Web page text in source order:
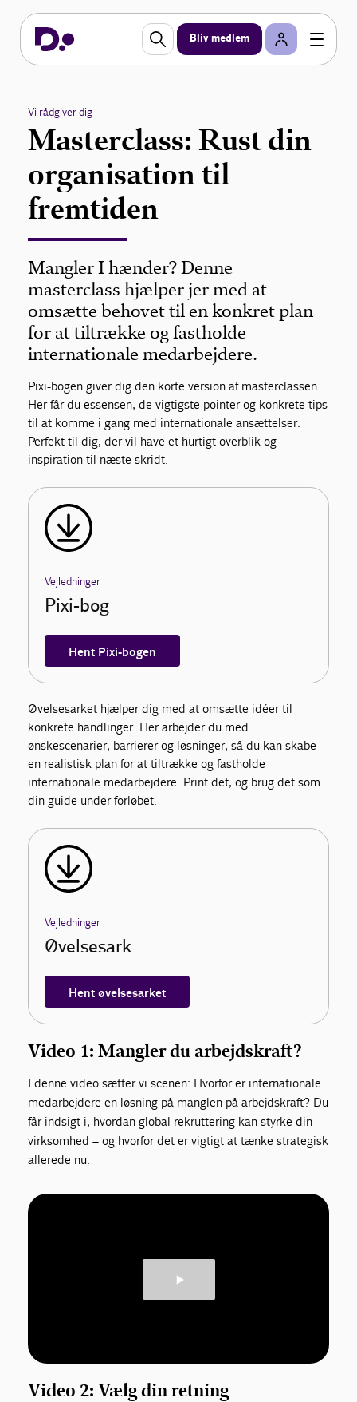
Bliv medlem
Vi rådgiver dig
Masterclass: Rust din
organisation til
fremtiden
Mangler I hænder? Denne
masterclass hjælper jer med at
omsætte behovet til en konkret plan
for at tiltrække og fastholde
internationale medarbejdere.
Pixi-bogen giver dig den korte version af masterclassen.
Her får du essensen, de vigtigste pointer og konkrete tips
til at komme i gang med internationale ansættelser.
Perfekt til dig, der vil have et hurtigt overblik og
inspiration til næste skridt.
Vejledninger
Pixi-bog
Hent Pixi-bogen
Øvelsesarket hjælper dig med at omsætte idéer til
konkrete handlinger. Her arbejder du med
ønskescenarier, barrierer og løsninger, så du kan skabe
en realistisk plan for at tiltrække og fastholde
internationale medarbejdere. Print det, og brug det som
din guide under forløbet.
Vejledninger
Øvelsesark
Hent øvelsesarket
Video 1: Mangler du arbejdskraft?
I denne video sætter vi scenen: Hvorfor er internationale
medarbejdere en løsning på manglen på arbejdskraft? Du
får indsigt i, hvordan global rekruttering kan styrke din
virksomhed – og hvorfor det er vigtigt at tænke strategisk
allerede nu.
Video 2: Vælg din retning